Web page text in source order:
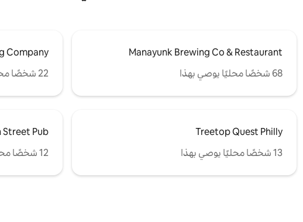
Manayunk Brewing Co & Restaurant
68 شخصًا محليًا يوصي بهذا
Company
22 شخصًا محليًا يوصي بهذا
Treetop Quest Philly
13 شخصًا محليًا يوصي بهذا
Street Pub
12 شخصًا محليًا يوصي بهذا